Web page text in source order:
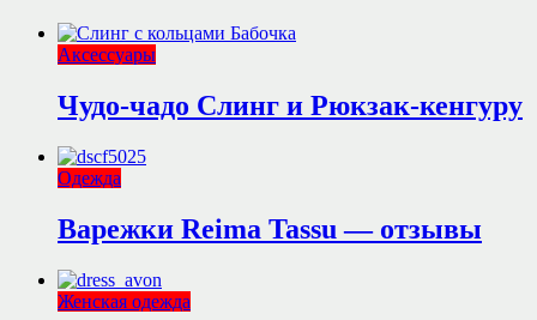
Аксессуары
Чудо-чадо Слинг и Рюкзак-кенгуру
Одежда
Варежки Reima Tassu — отзывы
Женская одежда